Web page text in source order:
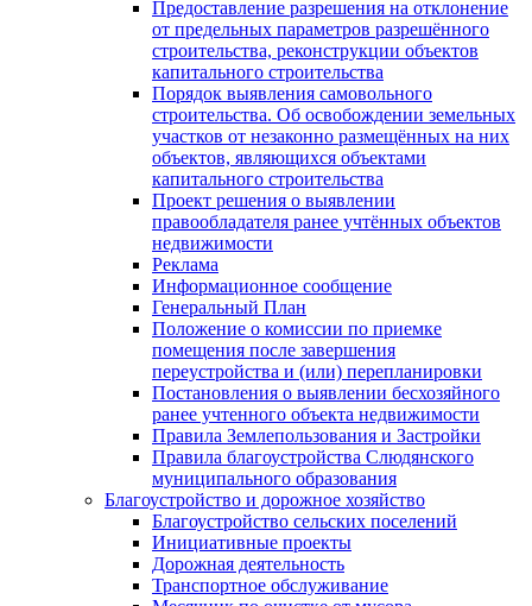
Предоставление разрешения на отклонение
от предельных параметров разрешённого
строительства, реконструкции объектов
капитального строительства
Порядок выявления самовольного
строительства. Об освобождении земельных
участков от незаконно размещённых на них
объектов, являющихся объектами
капитального строительства
Проект решения о выявлении
правообладателя ранее учтённых объектов
недвижимости
Реклама
Информационное сообщение
Генеральный План
Положение о комиссии по приемке
помещения после завершения
переустройства и (или) перепланировки
Постановления о выявлении бесхозяйного
ранее учтенного объекта недвижимости
Правила Землепользования и Застройки
Правила благоустройства Слюдянского
муниципального образования
Благоустройство и дорожное хозяйство
Благоустройство сельских поселений
Инициативные проекты
Дорожная деятельность
Транспортное обслуживание